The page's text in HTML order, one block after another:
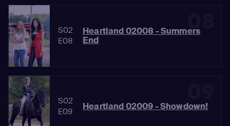
S02
E08
Heartland 02008 - Summers
End
S02
E09
Heartland 02009 - Showdown!